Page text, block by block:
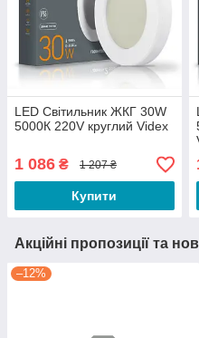
LED Світильник ЖКГ 30W
5000К 220V круглий Videx
1 086 ₴ 1 207 ₴
Купити
Акційні пропозиції та
–12%